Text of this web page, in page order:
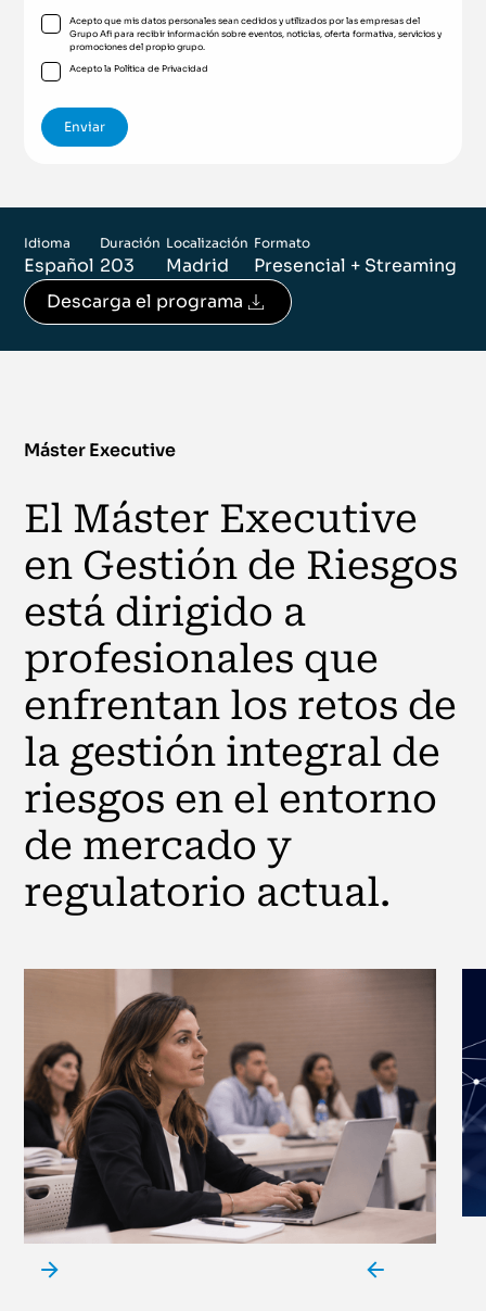
Acepto que mis datos personales sean cedidos y utilizados por las empresas del
Grupo Afi para recibir información sobre eventos, noticias, oferta formativa, servicios y
promociones del propio grupo.
Acepto laPolítica de Privacidad
Idioma
Español
Duración
203
Localización
Madrid
Formato
Presencial + Streaming
Descarga el programa
Máster Executive
El Máster Executive
en Gestión de Riesgos
está dirigido a
profesionales que
enfrentan los retos de
la gestión integral de
riesgos en el entorno
de mercado y
regulatorio actual.